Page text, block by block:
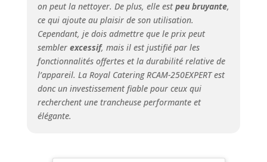
on peut la nettoyer. De plus, elle estpeu bruyante,
ce qui ajoute au plaisir de son utilisation.
Cependant, je dois admettre que le prix peut
sembler excessif, mais il est justifié par les
fonctionnalités offertes et la durabilité relative de
l’appareil. La Royal Catering RCAM-250EXPERT est
donc un investissement fiable pour ceux qui
recherchent une trancheuse performante et
élégante.